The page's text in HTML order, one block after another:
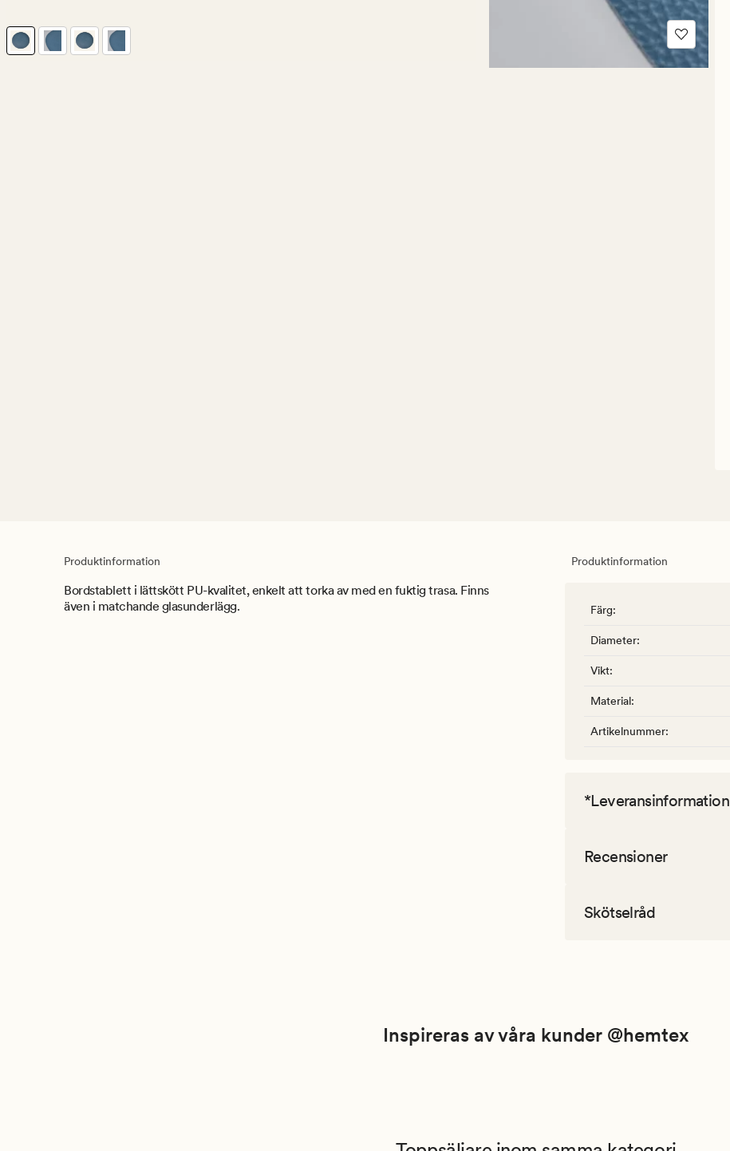
Produktinformation
Bordstablett i lättskött PU-kvalitet, enkelt att torka av med en fuktig trasa. Finns
även i matchande glasunderlägg.
Produktinformation
Färg:
Diameter:
Vikt:
Material:
Artikelnummer:
*Leveransinformation
Recensioner
Skötselråd
Inspireras av våra kunder @hemtex